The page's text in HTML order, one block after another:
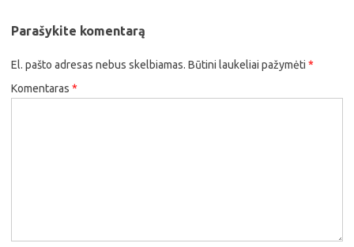
Parašykite komentarą
El. pašto adresas nebus skelbiamas. Būtini laukeliai pažymėti *
Komentaras *